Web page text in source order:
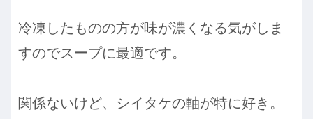
冷凍したものの方が味が濃くなる気がしま
すのでスープに最適です。
関係ないけど、シイタケの軸が特に好き。